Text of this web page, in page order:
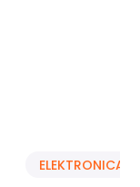
ELEKTRONICA